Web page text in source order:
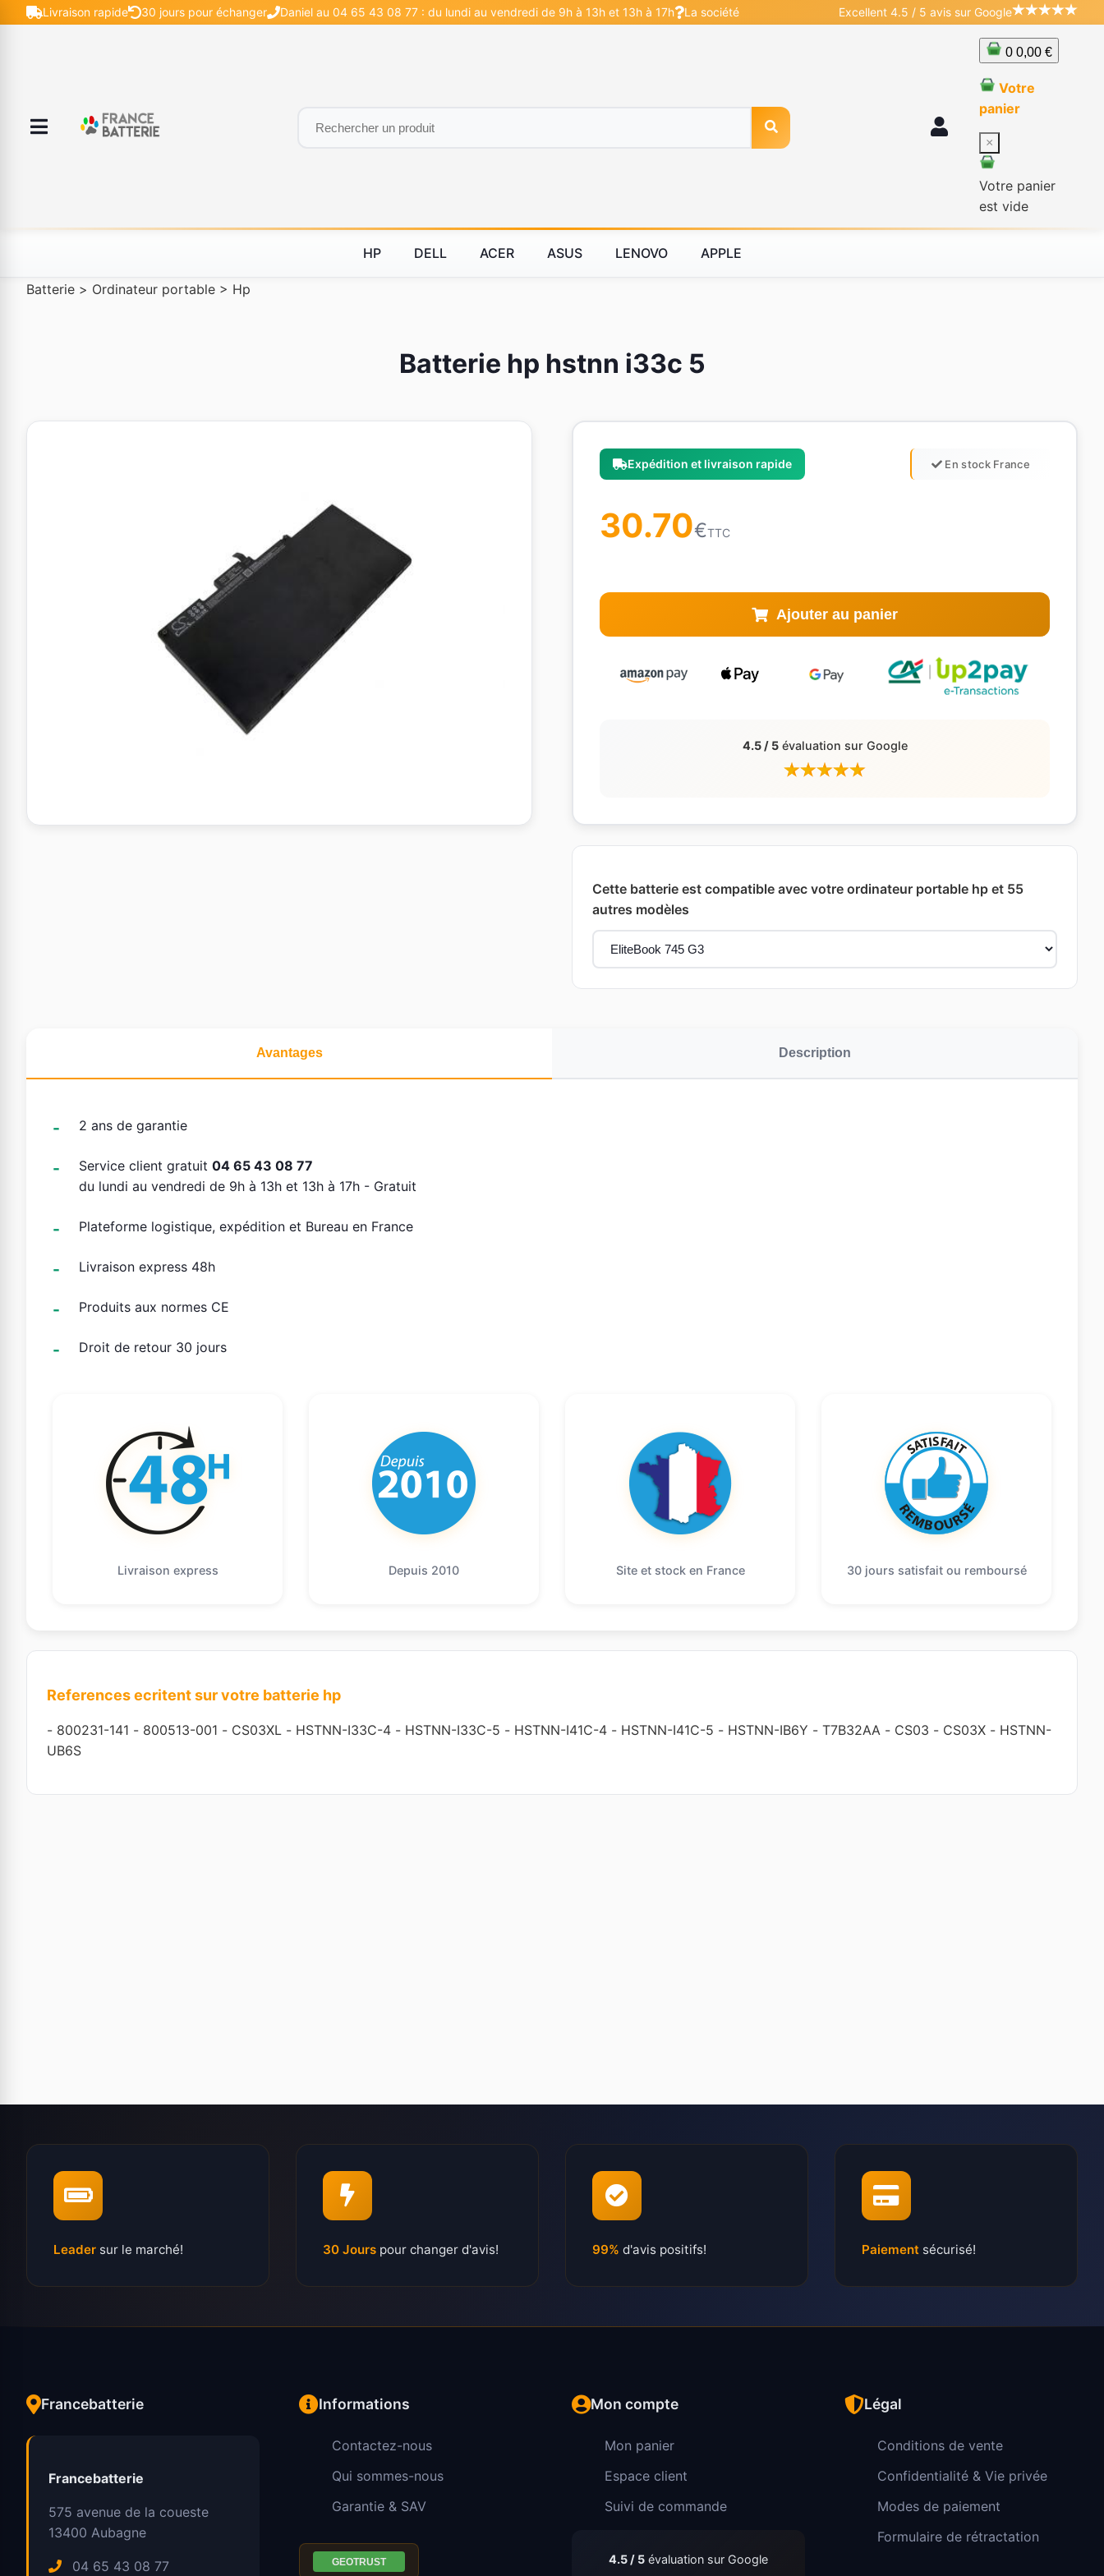
Livraison rapide 30 jours pour échanger Daniel au 04 65 43 08 77 : du lundi au vendredi de 9h à 13h et 13h à 17h La société Excellent 4.5 / 5 avis sur Google
0 0,00 €
Votre
panier
×
Votre panier
est vide
HP DELL ACER ASUS LENOVO APPLE
Batterie > Ordinateur portable > Hp
Batterie hp hstnn i33c 5
Expédition et livraison rapide En stock France
30.70€TTC
Ajouter au panier
4.5 / 5évaluation sur Google
Cette batterie est compatible avec votre ordinateur portable hp et 55
autres modèles
Avantages Description
2 ans de garantie
Service client gratuit 04 65 43 08 77
du lundi au vendredi de 9h à 13h et 13h à 17h - Gratuit
Plateforme logistique, expédition et Bureau en France
Livraison express 48h
Produits aux normes CE
Droit de retour 30 jours
Livraison express Depuis 2010 Site et stock en France 30 jours satisfait ou remboursé
References ecritent sur votre batterie hp
- 800231-141 - 800513-001 - CS03XL - HSTNN-I33C-4 - HSTNN-I33C-5 - HSTNN-I41C-4 - HSTNN-I41C-5 - HSTNN-IB6Y - T7B32AA - CS03 - CS03X - HSTNN-
UB6S
Leader sur le marché! 30 Jours pour changer d'avis! 99% d'avis positifs! Paiement sécurisé!
Francebatterie
Francebatterie
575 avenue de la coueste
13400 Aubagne
04 65 43 08 77
Informations
Contactez-nous
Qui sommes-nous
Garantie & SAV
Mon compte
Mon panier
Espace client
Suivi de commande
4.5 / 5 évaluation sur Google
Légal
Conditions de vente
Confidentialité & Vie privée
Modes de paiement
Formulaire de rétractation